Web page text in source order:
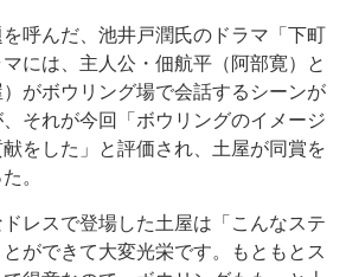
呼んだ、池井戸潤氏のドラマ「下町
には、主人公・佃航平（阿部寛）と
がボウリング場で会話するシーンが
それが今回「ボウリングのイメージ
をした」と評価され、土屋が同賞を
。
レスで登場した土屋は「こんなステ
ができて大変光栄です。もともとス